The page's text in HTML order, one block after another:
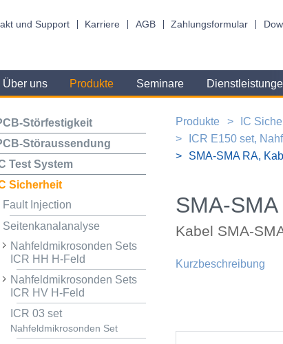
und Support Karriere AGB Zahlungsformular
Über uns Produkte Seminare
Störfestigkeit
Störaussendung
Test System
Sicherheit
Fault Injection
Seitenkanalanalyse
Nahfeldmikrosonden Sets
ICR HH H-Feld
Nahfeldmikrosonden Sets
ICR HV H-Feld
ICR 03 set
Nahfeldmikrosonden Set
Produkte IC
ICR E150 set,
SMA-SMA RA,
SMA-SMA
Kabel SMA-
Kurzbeschreibung